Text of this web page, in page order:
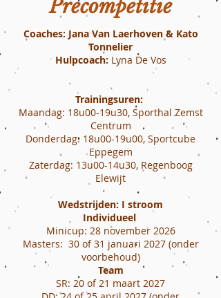
Precompetitie
Coaches: Jana Van Laerhoven & Kato
Tonnelier
Hulpcoach: Lyna De Vos
Trainingsuren:
Maandag: 18u00-19u30, Sporthal Zemst
Centrum
Donderdag: 18u00-19u00, Sportcube
Eppegem
Zaterdag: 13u00-14u30, Regenboog
Elewijt
Wedstrijden: I stroom
Individueel
Minicup: 28 november 2026
Masters: 30 of 31 januari 2027 (onder
voorbehoud)
Team
SR: 20 of 21 maart 2027